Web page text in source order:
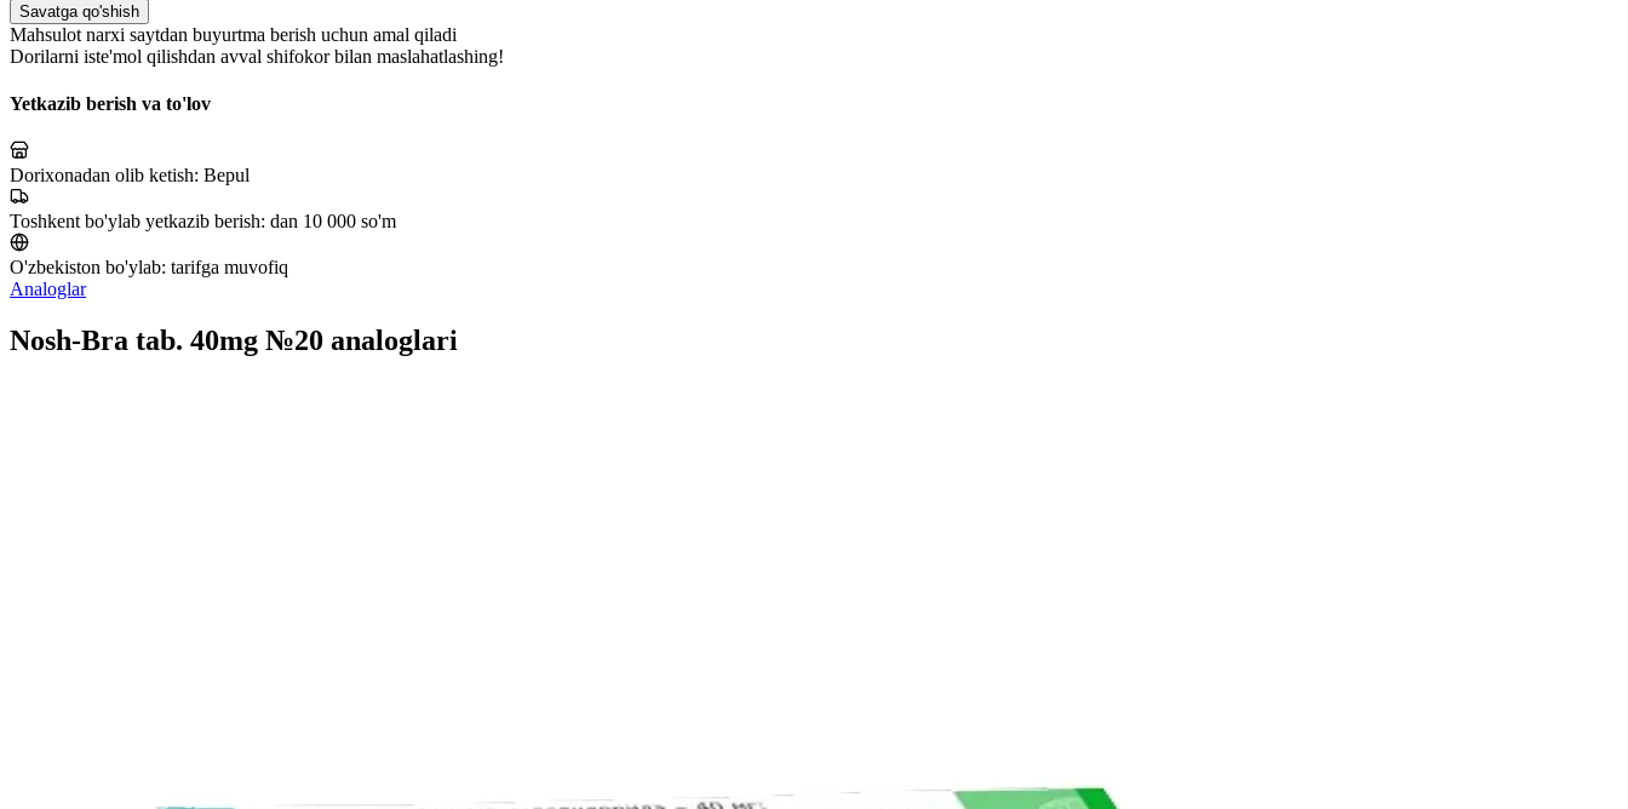
Savatga qo'shish
Mahsulot narxi saytdan buyurtma berish uchun amal qiladi
Dorilarni iste'mol qilishdan avval shifokor bilan maslahatlashing!
Yetkazib berish va to'lov
Dorixonadan olib ketish: Bepul
Toshkent bo'ylab yetkazib berish: dan 10 000 so'm
O'zbekiston bo'ylab: tarifga muvofiq
Analoglar
Nosh-Bra tab. 40mg №20 analoglari